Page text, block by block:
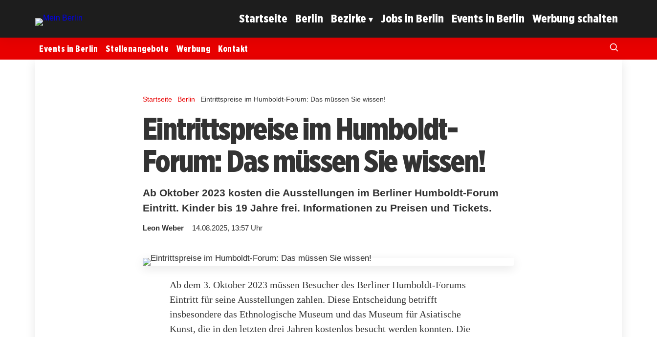
Startseite Berlin Bezirke Jobs in Berlin Events in Berlin Werbung schalten
Events in Berlin Stellenangebote Werbung Kontakt
Startseite Berlin Eintrittspreise im Humboldt-Forum: Das müssen Sie wissen!
Eintrittspreise im Humboldt-
Forum: Das müssen Sie wissen!
Ab Oktober 2023 kosten die Ausstellungen im Berliner Humboldt-Forum
Eintritt. Kinder bis 19 Jahre frei. Informationen zu Preisen und Tickets.
Leon Weber 14.08.2025, 13:57 Uhr
Ab dem 3. Oktober 2023 müssen Besucher des Berliner Humboldt-Forums
Eintritt für seine Ausstellungen zahlen. Diese Entscheidung betrifft
insbesondere das Ethnologische Museum und das Museum für Asiatische
Kunst, die in den letzten drei Jahren kostenlos besucht werden konnten. Die